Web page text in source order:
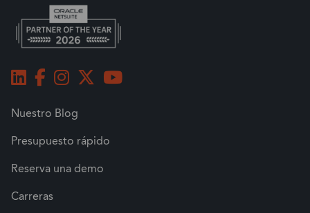
Nuestro Blog
Presupuesto rápido
Reserva una demo
Carreras